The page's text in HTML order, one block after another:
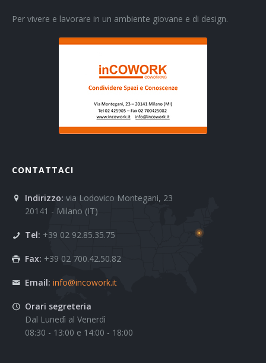
Per vivere e lavorare in un ambiente giovane e di design.
CONTATTACI
Indirizzo: via Lodovico Montegani, 23
20141 - Milano (IT)
Tel: +39 02 92.85.35.75
Fax: +39 02 700.42.50.82
Email: info@incowork.it
Orari segreteria
Dal Lunedì al Venerdì
08:30 - 13:00 e 14:00 - 18:00